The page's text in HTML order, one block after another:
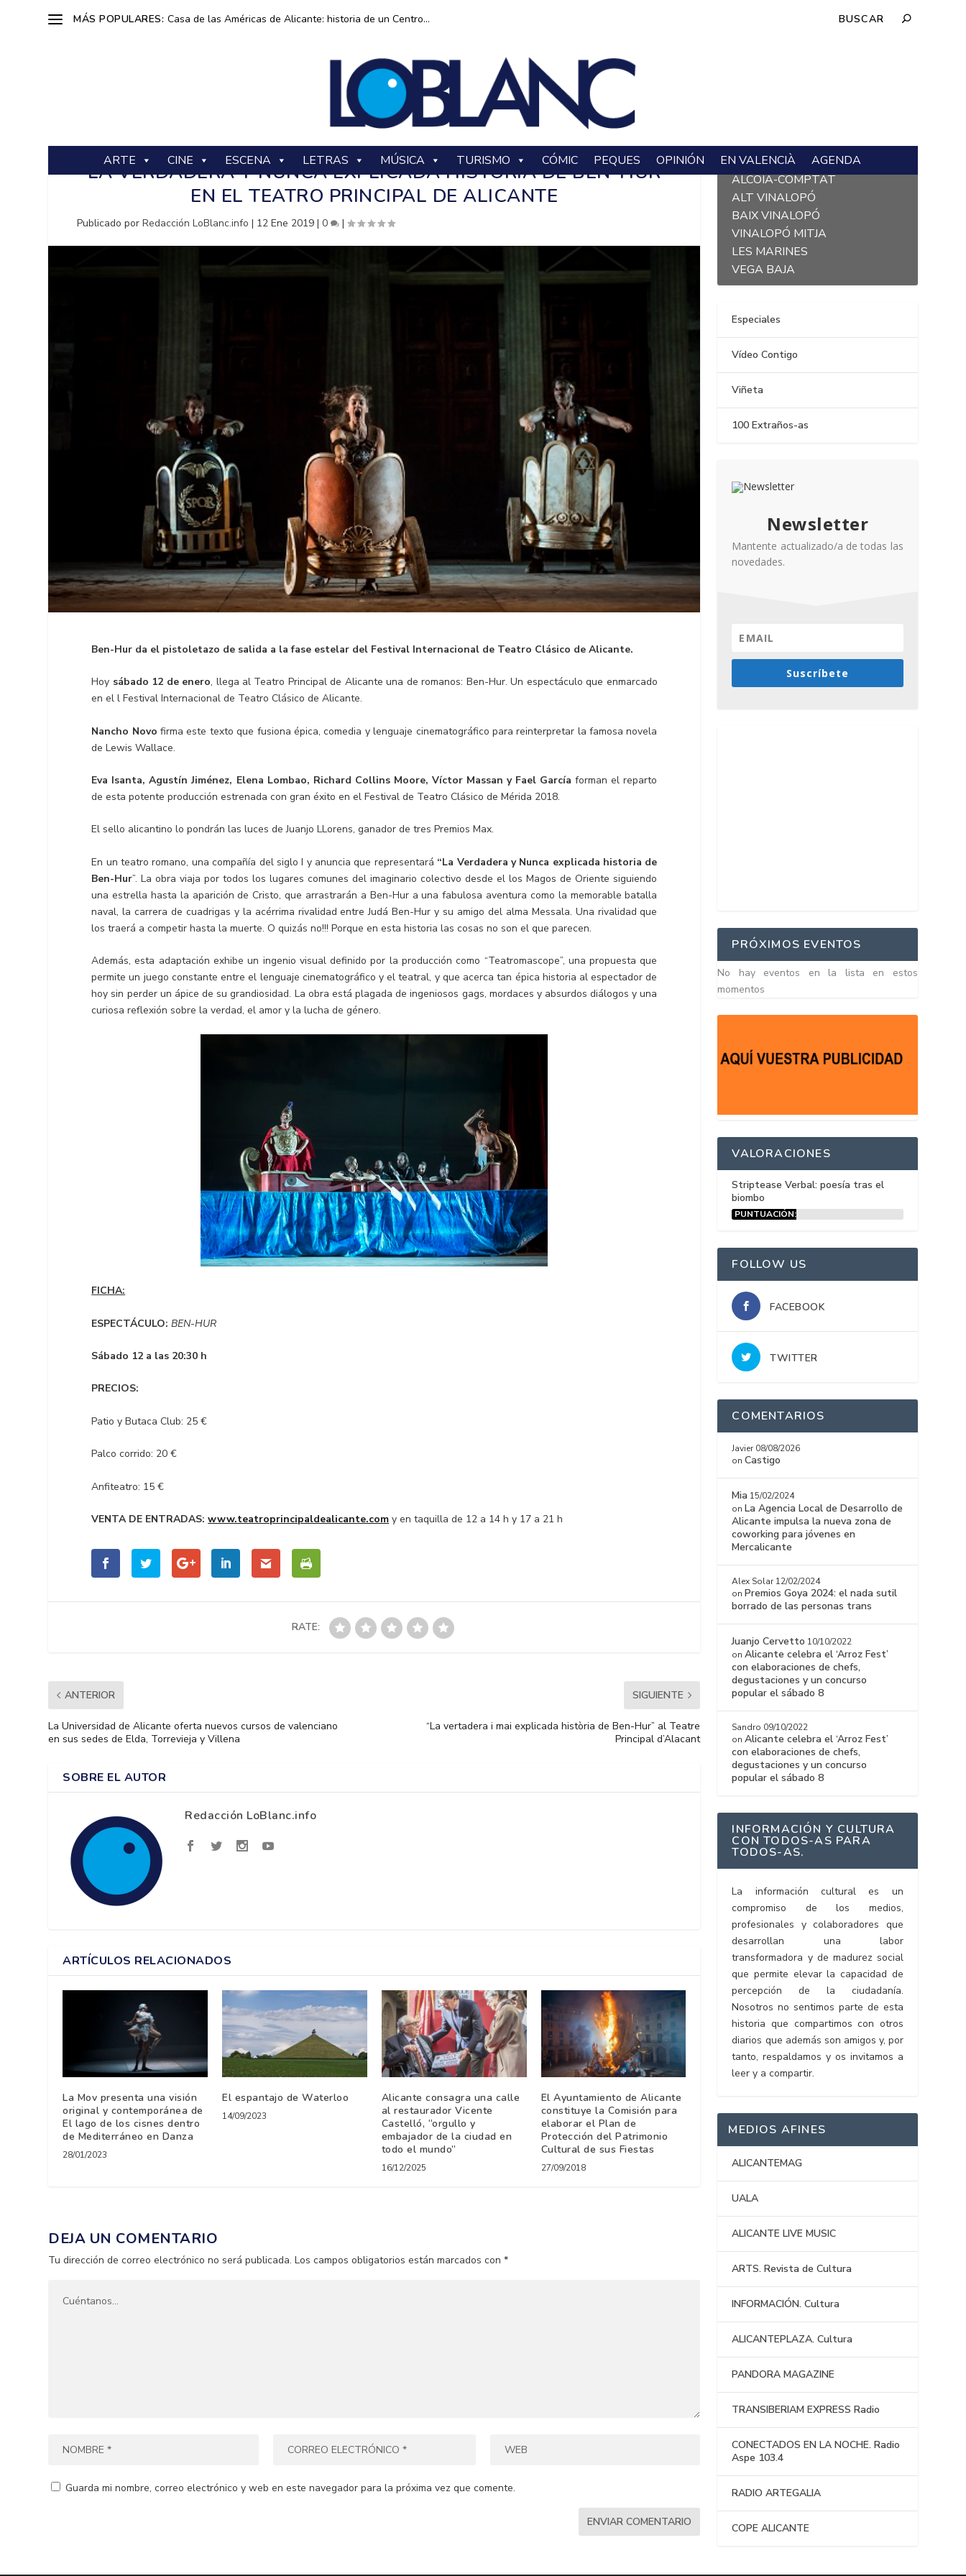
MÁS POPULARES: Casa de las Américas de Alicante: historia de un Centro...
ARTE CINE ESCENA LETRAS MÚSICA TURISMO CÓMIC PEQUES OPINIÓN EN VALENCIÀ AGENDA
“LA VERDADERA Y NUNCA EXPLICADA HISTORIA DE BEN-HUR”
EN EL TEATRO PRINCIPAL DE ALICANTE
Publicado porRedacción LoBlanc.info | 12 Ene 2019 |0 |
Ben-Hur da el pistoletazo de salida a la fase estelar del Festival Internacional de Teatro Clásico de Alicante.
Hoy sábado 12 de enero, llega al Teatro Principal de Alicante una de romanos: Ben-Hur. Un espectáculo que enmarcado
en el l Festival Internacional de Teatro Clásico de Alicante.
Nancho Novo firma este texto que fusiona épica, comedia y lenguaje cinematográfico para reinterpretar la famosa novela
de Lewis Wallace.
Eva Isanta, Agustín Jiménez, Elena Lombao, Richard Collins Moore, Víctor Massan y Fael García forman el reparto
de esta potente producción estrenada con gran éxito en el Festival de Teatro Clásico de Mérida 2018.
El sello alicantino lo pondrán las luces de Juanjo LLorens, ganador de tres Premios Max.
En un teatro romano, una compañía del siglo I y anuncia que representará “La Verdadera y Nunca explicada historia de
Ben-Hur”. La obra viaja por todos los lugares comunes del imaginario colectivo desde el los Magos de Oriente siguiendo
una estrella hasta la aparición de Cristo, que arrastrarán a Ben-Hur a una fabulosa aventura como la memorable batalla
naval, la carrera de cuadrigas y la acérrima rivalidad entre Judá Ben-Hur y su amigo del alma Messala. Una rivalidad que
los traerá a competir hasta la muerte. O quizás no!!! Porque en esta historia las cosas no son el que parecen.
Además, esta adaptación exhibe un ingenio visual definido por la producción como “Teatromascope”, una propuesta que
permite un juego constante entre el lenguaje cinematográfico y el teatral, y que acerca tan épica historia al espectador de
hoy sin perder un ápice de su grandiosidad. La obra está plagada de ingeniosos gags, mordaces y absurdos diálogos y una
curiosa reflexión sobre la verdad, el amor y la lucha de género.
FICHA:
ESPECTÁCULO:BEN-HUR
Sábado 12 a las 20:30 h
PRECIOS:
Patio y Butaca Club: 25 €
Palco corrido: 20 €
Anfiteatro: 15 €
VENTA DE ENTRADAS:www.teatroprincipaldealicante.com y en taquilla de 12 a 14 h y 17 a 21 h
RATE:
ANTERIOR
La Universidad de Alicante oferta nuevos cursos de valenciano
en sus sedes de Elda, Torrevieja y Villena
SIGUIENTE
“La vertadera i mai explicada història de Ben-Hur” al Teatre
Principal d’Alacant
SOBRE EL AUTOR
Redacción LoBlanc.info
ARTÍCULOS RELACIONADOS
La Mov presenta una visión
original y contemporánea de
El lago de los cisnes dentro
de Mediterráneo en Danza
28/01/2023
El espantajo de Waterloo
14/09/2023
Alicante consagra una calle
al restaurador Vicente
Castelló, “orgullo y
embajador de la ciudad en
todo el mundo”
16/12/2025
El Ayuntamiento de Alicante
constituye la Comisión para
elaborar el Plan de
Protección del Patrimonio
Cultural de sus Fiestas
27/09/2018
DEJA UN COMENTARIO
Tu dirección de correo electrónico no será publicada. Los campos obligatorios están marcados con*
Guarda mi nombre, correo electrónico y web en este navegador para la próxima vez que comente.
L´ALACANTÍ
ALCOIÀ-COMPTAT
ALT VINALOPÓ
BAIX VINALOPÓ
VINALOPÓ MITJA
LES MARINES
VEGA BAJA
Especiales
Vídeo Contigo
Viñeta
100 Extraños-as
Newsletter
Mantente actualizado/a de todas las
novedades.
Suscríbete
PRÓXIMOS EVENTOS
No hay eventos en la lista en estos
momentos
VALORACIONES
Striptease Verbal: poesía tras el
biombo
PUNTUACIÓN:
FOLLOW US
FACEBOOK
TWITTER
COMENTARIOS
Javier 08/08/2026
onCastigo
Mia 15/02/2024
on La Agencia Local de Desarrollo de
Alicante impulsa la nueva zona de
coworking para jóvenes en
Mercalicante
Alex Solar 12/02/2024
on Premios Goya 2024: el nada sutil
borrado de las personas trans
Juanjo Cervetto 10/10/2022
onAlicante celebra el ‘Arroz Fest’
con elaboraciones de chefs,
degustaciones y un concurso
popular el sábado 8
Sandro 09/10/2022
onAlicante celebra el ‘Arroz Fest’
con elaboraciones de chefs,
degustaciones y un concurso
popular el sábado 8
INFORMACIÓN Y CULTURA
CON TODOS-AS PARA
TODOS-AS.
La información cultural es un
compromiso de los medios,
profesionales y colaboradores que
desarrollan una labor
transformadora y de madurez social
que permite elevar la capacidad de
percepción de la ciudadanía.
Nosotros no sentimos parte de esta
historia que compartimos con otros
diarios que además son amigos y, por
tanto, respaldamos y os invitamos a
leer y a compartir.
MEDIOS AFINES
ALICANTEMAG
UALA
ALICANTE LIVE MUSIC
ARTS. Revista de Cultura
INFORMACIÓN. Cultura
ALICANTEPLAZA. Cultura
PANDORA MAGAZINE
TRANSIBERIAM EXPRESS Radio
CONECTADOS EN LA NOCHE. Radio
Aspe 103.4
RADIO ARTEGALIA
COPE ALICANTE